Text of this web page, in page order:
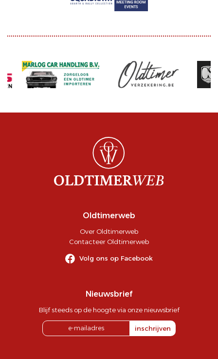
Oldtimerweb
Over Oldtimerweb
Contacteer Oldtimerweb
Volg ons op Facebook
Nieuwsbrief
Blijf steeds op de hoogte via onze nieuwsbrief
inschrijven